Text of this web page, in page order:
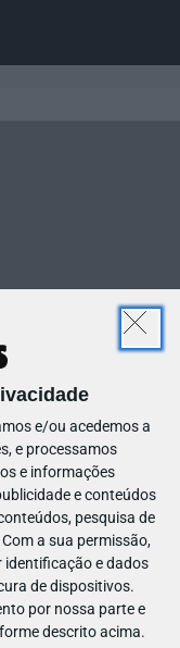
e/ou acedemos a
e processamos
e informações
e conteúdos
pesquisa de
Com a sua permissão,
identificação e dados
de dispositivos.
por nossa parte e
descrito acima.
10